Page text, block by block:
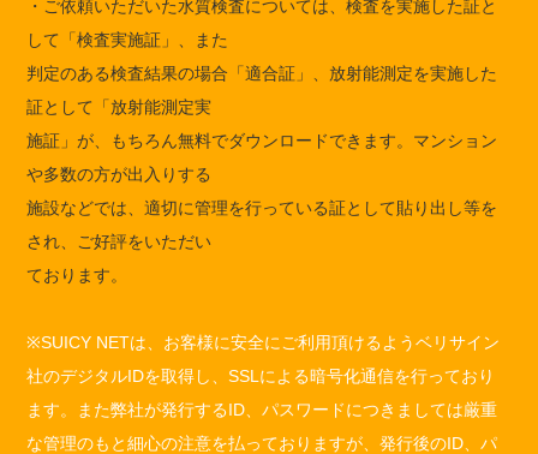
・ご依頼いただいた水質検査については、検査を実施した証と
して「検査実施証」、また
判定のある検査結果の場合「適合証」、放射能測定を実施した
証として「放射能測定実
施証」が、もちろん無料でダウンロードできます。マンション
や多数の方が出入りする
施設などでは、適切に管理を行っている証として貼り出し等を
され、ご好評をいただい
ております。
※SUICY NETは、お客様に安全にご利用頂けるようベリサイン
社のデジタルIDを取得し、SSLによる暗号化通信を行っており
ます。また弊社が発行するID、パスワードにつきましては厳重
な管理のもと細心の注意を払っておりますが、発行後のID、パ